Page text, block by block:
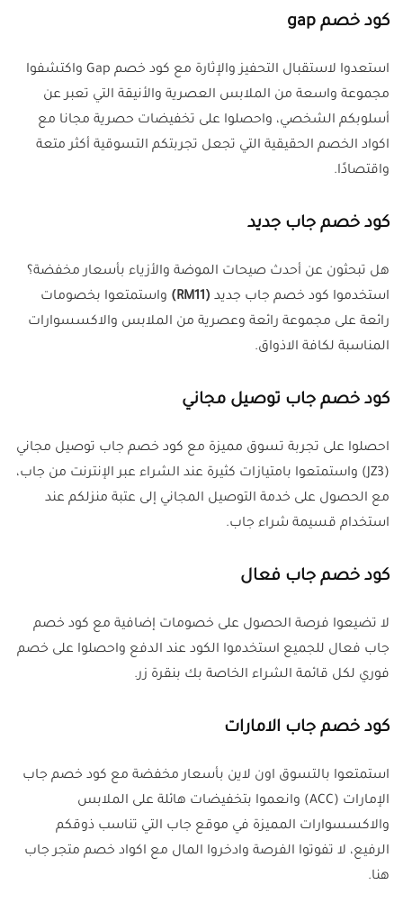
كود خصم gap
استعدوا لاستقبال التحفيز والإثارة مع كود خصم Gap واكتشفوا
مجموعة واسعة من الملابس العصرية والأنيقة التي تعبر عن
أسلوبكم الشخصي، واحصلوا على تخفيضات حصرية مجانا مع
اكواد الخصم الحقيقية التي تجعل تجربتكم التسوقية أكثر متعة
واقتصادًا.
كود خصم جاب جديد
هل تبحثون عن أحدث صيحات الموضة والأزياء بأسعار مخفضة؟
استخدموا كود خصم جاب جديد (RM11)
واستمتعوا بخصومات
رائعة على مجموعة رائعة وعصرية من الملابس والاكسسوارات
المناسبة لكافة الاذواق.
كود خصم جاب توصيل مجاني
احصلوا على تجربة تسوق مميزة مع كود خصم جاب توصيل مجاني
(JZ3) واستمتعوا بامتيازات كثيرة عند الشراء عبر الإنترنت من جاب،
مع الحصول على خدمة التوصيل المجاني إلى عتبة منزلكم عند
استخدام قسيمة شراء جاب.
كود خصم جاب فعال
لا تضيعوا فرصة الحصول على خصومات إضافية مع كود خصم
جاب فعال للجميع استخدموا الكود عند الدفع واحصلوا على خصم
فوري لكل قائمة الشراء الخاصة بك بنقرة زر.
كود خصم جاب الامارات
استمتعوا بالتسوق اون لاين بأسعار مخفضة مع كود خصم جاب
الإمارات (ACC) وانعموا بتخفيضات هائلة على الملابس
والاكسسوارات المميزة في موقع جاب التي تناسب ذوقكم
الرفيع، لا تفوتوا الفرصة وادخروا المال مع اكواد خصم متجر جاب
هنا.